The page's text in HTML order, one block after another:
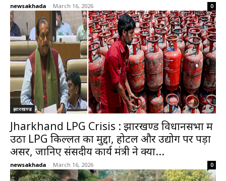
newsakhada - March 16, 2026 0
झारखण्ड
Jharkhand LPG Crisis : झारखण्ड विधानसभा में
उठा LPG किल्लत का मुद्दा, होटल और उद्योग पर पड़ा
असर, जानिए संसदीय कार्य मंत्री ने क्या...
newsakhada - March 16, 2026 0